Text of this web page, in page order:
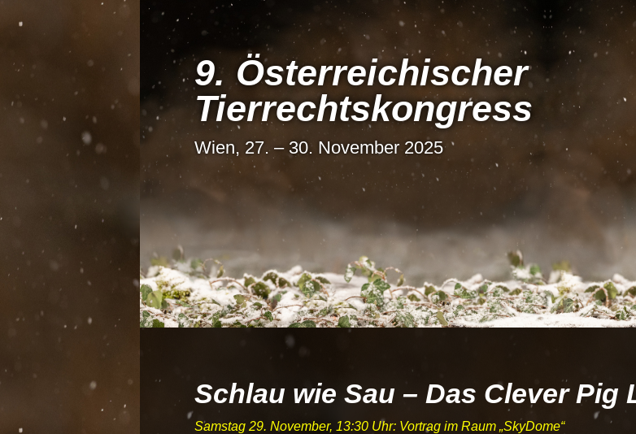
9. Österrei­chi­scher
Tier­rechts­kon­gress
Wien, 27. – 30. November 2025
Schlau wie Sau – Das Clever Pig
Samstag 29. November, 13:30 Uhr: Vortrag im Raum SkyDome